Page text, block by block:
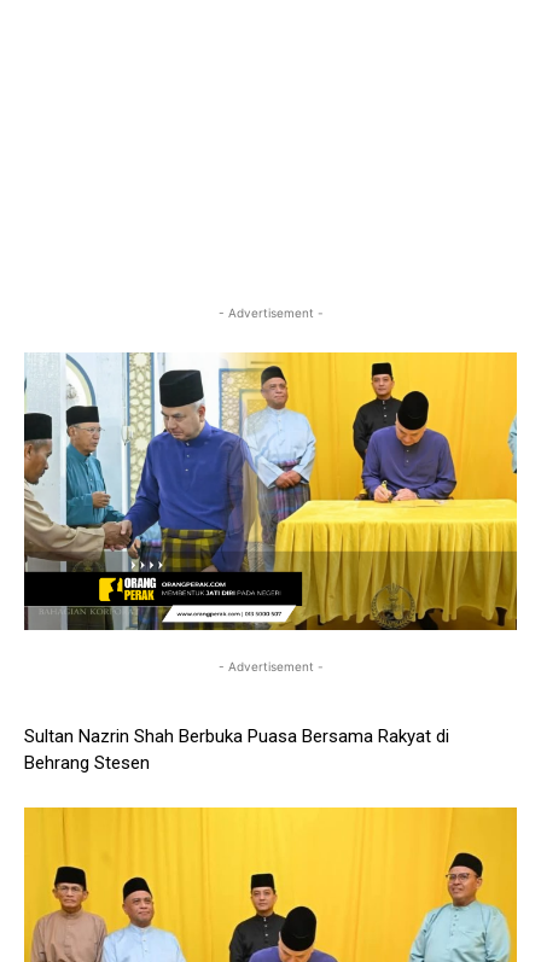
- Advertisement -
- Advertisement -
Sultan Nazrin Shah Berbuka Puasa Bersama Rakyat di
Behrang Stesen